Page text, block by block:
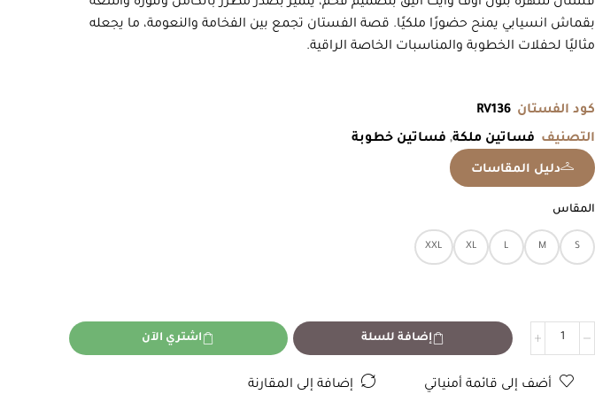
بقماش انسيابي يمنح حضورًا ملكيًا. قصة الفستان تجمع بين الفخامة والنعومة، ما يجعله
مثاليًا لحفلات الخطوبة والمناسبات الخاصة الراقية.
كود الفستان RV136
التصنيف فساتين ملكة, فساتين خطوبة
دليل المقاسات
المقاس
S
M
L
XL
XXL
إضافة للسلة اشتري الآن
أضف إلى قائمة أمنياتي إضافة إلى المقارنة